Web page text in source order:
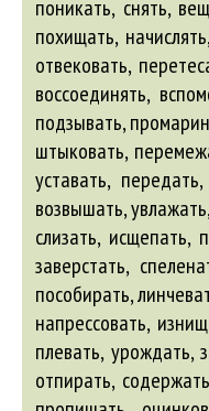
поникать, снять,
похищать,
отвековать,
воссоединять,
подзывать,
штыковать,
уставать,
возвышать,
слизать, исщепать,
заверстать,
пособирать,
напрессовать,
плевать, урождать,
отпирать,